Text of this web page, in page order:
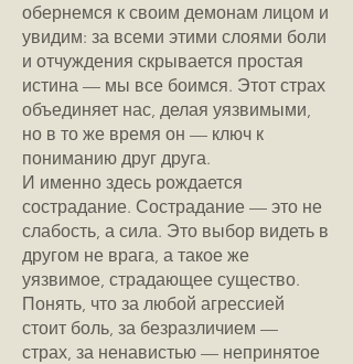
обернемся к своим демонам лицом и
увидим: за всеми этими слоями боли
и отчуждения скрывается простая
истина — мы все боимся. Этот страх
объединяет нас, делая уязвимыми,
но в то же время он — ключ к
пониманию друг друга.
И именно здесь рождается
сострадание. Сострадание — это не
слабость, а сила. Это выбор видеть в
другом не врага, а такое же
уязвимое, страдающее существо.
Понять, что за любой агрессией
стоит боль, за безразличием —
страх, за ненавистью — непринятое